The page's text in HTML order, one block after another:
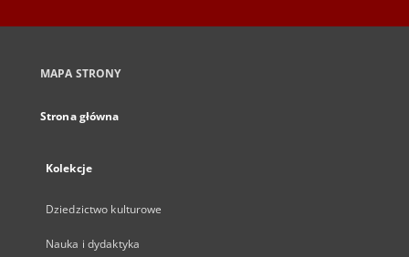
MAPA STRONY
Strona główna
Kolekcje
Dziedzictwo kulturowe
Nauka i dydaktyka